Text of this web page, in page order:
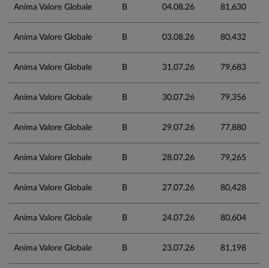
Anima Valore Globale B 04.08.26 81,630
Anima Valore Globale B 03.08.26 80,432
Anima Valore Globale B 31.07.26 79,683
Anima Valore Globale B 30.07.26 79,356
Anima Valore Globale B 29.07.26 77,880
Anima Valore Globale B 28.07.26 79,265
Anima Valore Globale B 27.07.26 80,428
Anima Valore Globale B 24.07.26 80,604
Anima Valore Globale B 23.07.26 81,198